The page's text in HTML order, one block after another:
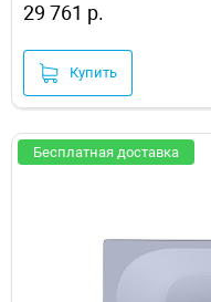
29 761 р.
Купить
Бесплатная доставка